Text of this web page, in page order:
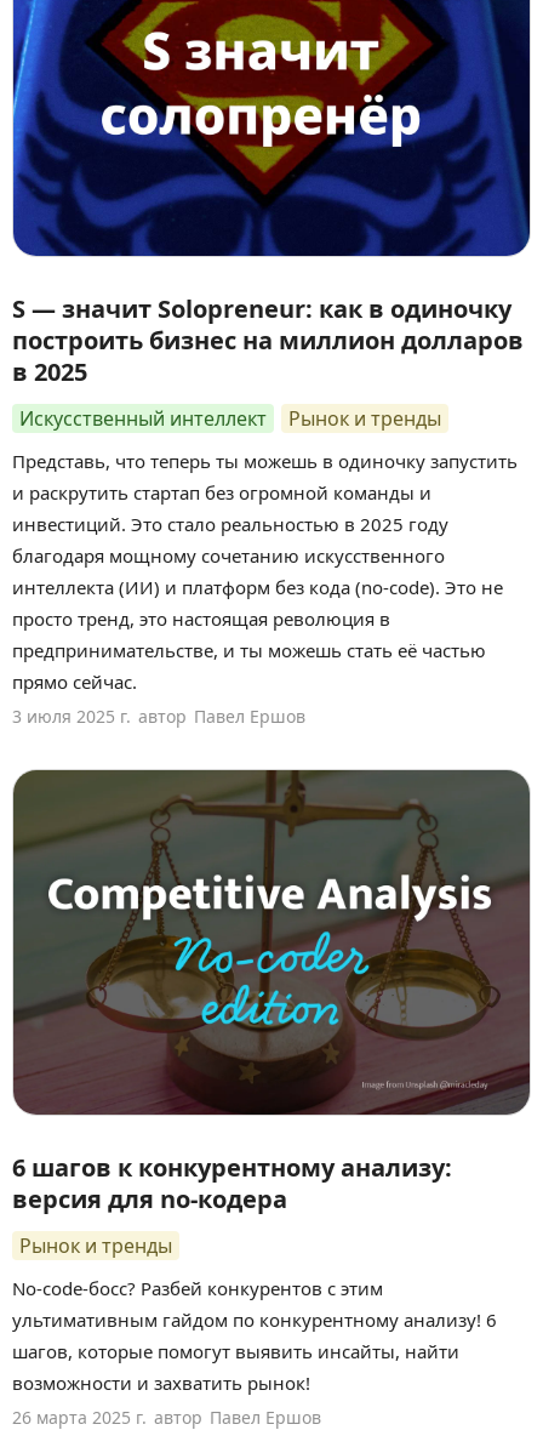
S — значит Solopreneur: как в одиночку
построить бизнес на миллион долларов
в 2025
Искусственный интеллект Рынок и тренды
Представь, что теперь ты можешь в одиночку запустить
и раскрутить стартап без огромной команды и
инвестиций. Это стало реальностью в 2025 году
благодаря мощному сочетанию искусственного
интеллекта (ИИ) и платформ без кода (no-code). Это не
просто тренд, это настоящая революция в
предпринимательстве, и ты можешь стать её частью
прямо сейчас.
3 июля 2025 г. автор Павел Ершов
6 шагов к конкурентному анализу:
версия для no-кодера
Рынок и тренды
No-code-босс? Разбей конкурентов с этим
ультимативным гайдом по конкурентному анализу! 6
шагов, которые помогут выявить инсайты, найти
возможности и захватить рынок!
26 марта 2025 г. автор Павел Ершов